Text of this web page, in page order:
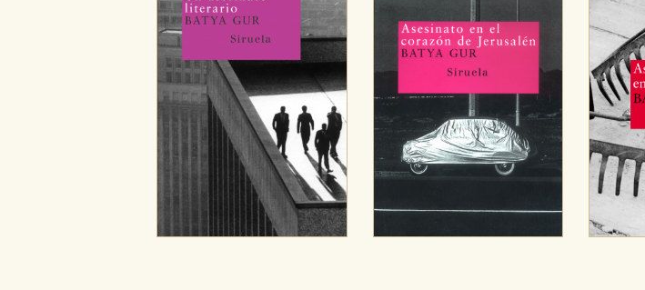
GUARDAR CONFIGURACIÓN
Puede consultar nuestrapolítica de cookies